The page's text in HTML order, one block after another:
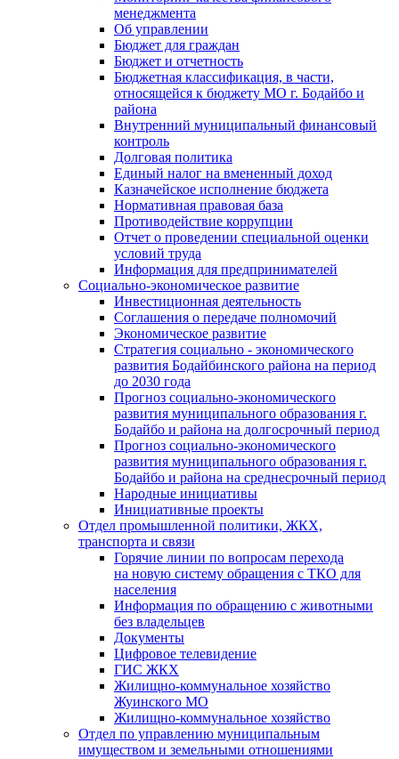
менеджмента
Об управлении
Бюджет для граждан
Бюджет и отчетность
Бюджетная классификация, в части,
относящейся к бюджету МО г. Бодайбо и
района
Внутренний муниципальный финансовый
контроль
Долговая политика
Единый налог на вмененный доход
Казначейское исполнение бюджета
Нормативная правовая база
Противодействие коррупции
Отчет о проведении специальной оценки
условий труда
Информация для предпринимателей
Социально-экономическое развитие
Инвестиционная деятельность
Соглашения о передаче полномочий
Экономическое развитие
Стратегия социально - экономического
развития Бодайбинского района на период
до 2030 года
Прогноз социально-экономического
развития муниципального образования г.
Бодайбо и района на долгосрочный период
Прогноз социально-экономического
развития муниципального образования г.
Бодайбо и района на среднесрочный период
Народные инициативы
Инициативные проекты
Отдел промышленной политики, ЖКХ,
транспорта и связи
Горячие линии по вопросам перехода
на новую систему обращения с ТКО для
населения
Информация по обращению с животными
без владельцев
Документы
Цифровое телевидение
ГИС ЖКХ
Жилищно-коммунальное хозяйство
Жуинского МО
Жилищно-коммунальное хозяйство
Отдел по управлению муниципальным
имуществом и земельными отношениями